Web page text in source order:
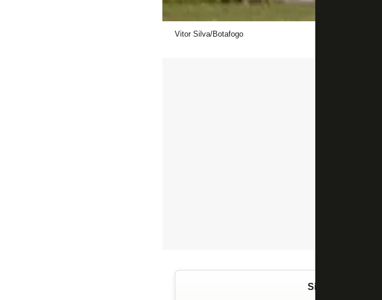
Vitor Silva/Botafogo
Siga o FogãoNET